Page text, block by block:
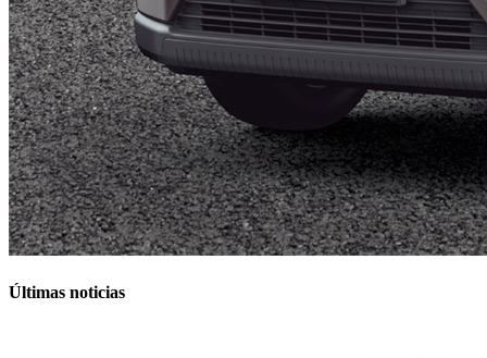
Últimas noticias